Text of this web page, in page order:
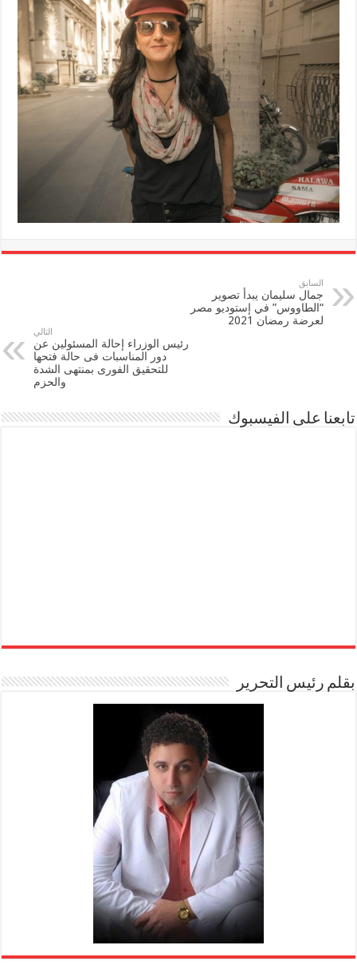
السابق
جمال سليمان يبدأ تصوير
“الطاووس” في إستوديو مصر
لعرضة رمضان 2021
التالي
رئيس الوزراء إحالة المسئولين عن
دور المناسبات فى حالة فتحها
للتحقيق الفورى بمنتهى الشدة
والحزم
تابعنا على الفيسبوك
بقلم رئيس التحرير